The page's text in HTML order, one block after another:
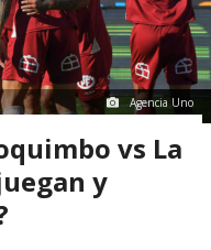
Agencia Uno
vs La
y